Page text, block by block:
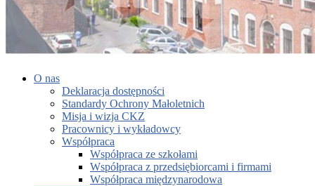
O nas
Deklaracja dostępności
Standardy Ochrony Małoletnich
Misja i wizja CKZ
Pracownicy i wykładowcy
Współpraca
Współpraca ze szkołami
Współpraca z przedsiębiorcami i firmami
Współpraca międzynarodowa